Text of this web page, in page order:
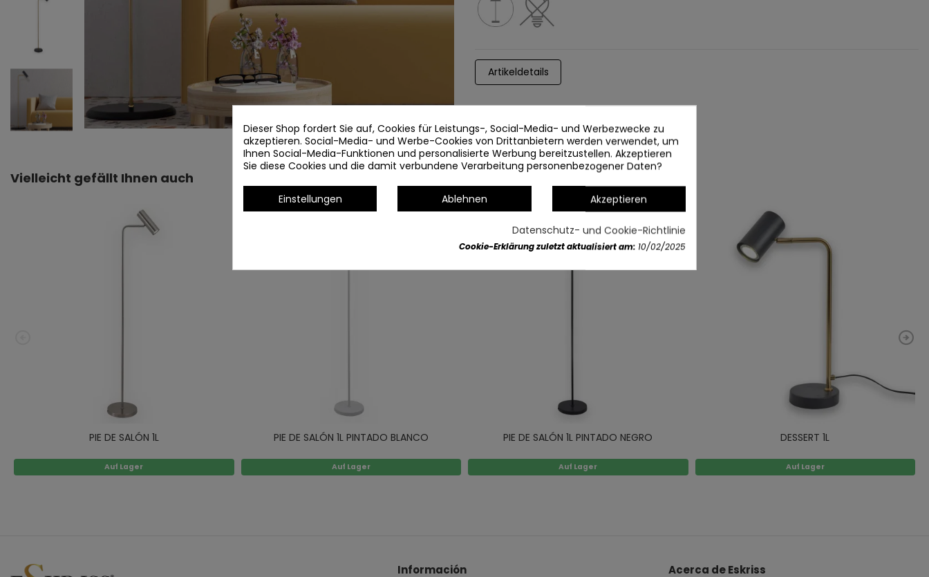
Artikeldetails
Vielleicht gefällt Ihnen auch
PIE DE SALÓN 1L
Auf Lager
PIE DE SALÓN 1L PINTADO BLANCO
Auf Lager
PIE DE SALÓN 1L PINTADO NEGRO
Auf Lager
DESSERT 1L
Auf Lager
Información Acerca de Eskriss
Dieser Shop fordert Sie auf, Cookies für Leistungs-, Social-Media- und Werbezwecke zu
akzeptieren. Social-Media- und Werbe-Cookies von Drittanbietern werden verwendet, um
Ihnen Social-Media-Funktionen und personalisierte Werbung bereitzustellen. Akzeptieren
Sie diese Cookies und die damit verbundene Verarbeitung personenbezogener Daten?
Einstellungen Ablehnen Akzeptieren
Datenschutz- und Cookie-Richtlinie
Cookie-Erklärung zuletzt aktualisiert am: 10/02/2025